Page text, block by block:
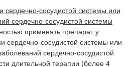
сердечно-сосудистой системы или
сердечно-сосудистой системы
применять препарат у
сердечно-сосудистой системы или
сердечно-сосудистой
длительной терапии (более 4